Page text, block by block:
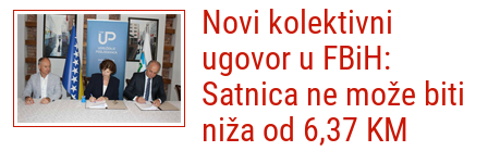
Novi kolektivni
ugovor u FBiH:
Satnica ne može biti
niža od 6,37 KM